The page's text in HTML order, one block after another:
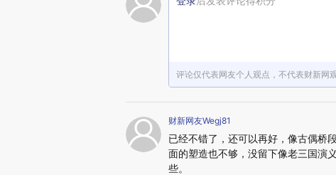
评论仅代表网友个人观点，不代表财新网
财新网友Wegj81
已经不错了，还可以再好，像古偶桥
面的塑造也不够，没留下像老三国演
些。